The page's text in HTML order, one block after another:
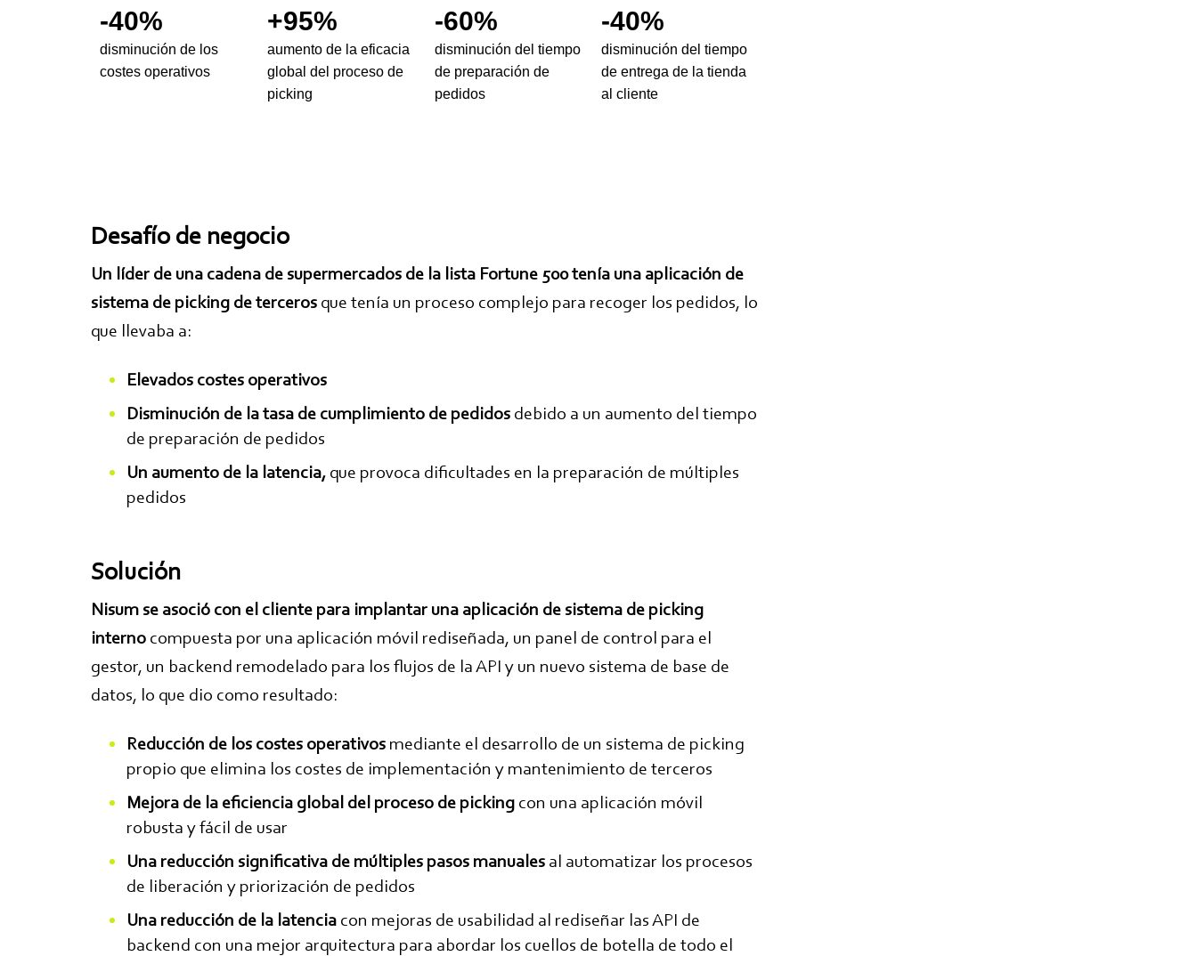
-40%
disminución de los
costes operativos
+95%
aumento de la eficacia
global del proceso de
picking
-60%
disminución del tiempo
de preparación de
pedidos
-40%
disminución del tiempo
de entrega de la tienda
al cliente
Desafío de negocio
Un líder de una cadena de supermercados de la lista Fortune 500 tenía una aplicación de
sistema de picking de terceros que tenía un proceso complejo para recoger los pedidos, lo
que llevaba a:
Elevados costes operativos
Disminución de la tasa de cumplimiento de pedidos debido a un aumento del tiempo
de preparación de pedidos
Un aumento de la latencia, que provoca dificultades en la preparación de múltiples
pedidos
Solución
Nisum se asoció con el cliente para implantar una aplicación de sistema de picking
interno compuesta por una aplicación móvil rediseñada, un panel de control para el
gestor, un backend remodelado para los flujos de la API y un nuevo sistema de base de
datos, lo que dio como resultado:
Reducción de los costes operativos mediante el desarrollo de un sistema de picking
propio que elimina los costes de implementación y mantenimiento de terceros
Mejora de la eficiencia global del proceso de picking con una aplicación móvil
robusta y fácil de usar
Una reducción significativa de múltiples pasos manuales al automatizar los procesos
de liberación y priorización de pedidos
Una reducción de la latencia con mejoras de usabilidad al rediseñar las API de
backend con una mejor arquitectura para abordar los cuellos de botella de todo el